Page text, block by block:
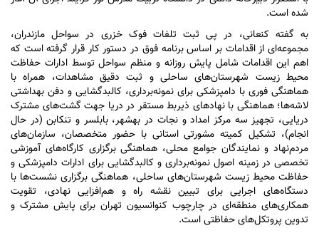
شده است.
به گفته کنعانی، در پی ثبت تلفات فوک خزری در سواحل مازندران،
مجموعه‌ای از اقدامات بر اساس برنامه فوق در دستور کار قرار گرفته است که
اهم این اقدامات شامل پایش روزانه و منظم سواحل توسط ادارات حفاظت
محیط زیست شهرستان‌های ساحلی و ثبت دقیق مشاهدات، همراه با
هماهنگی فوری با دامپزشکی برای نمونه‌برداری، کالبدگشایی و دفن بهداشتی
لاشه‌ها؛ هماهنگی با نهاد‌های ذیربط مستقر در دریا جهت گشت‌های مشترک
دریایی، تجهیز سه مرکز امداد و نجات در بهشهر، بابلسر و تنکابن (در حال
انجام)، تشکیل کمیته مشورتی استانی با حضور متخصصان، سازمان‌های
مردم‌نهاد و نمایندگان جوامع محلی، هماهنگی برگزاری کارگاه‌های آموزشی
تخصصی در زمینه اصول نمونه‌برداری و کالبدگشایی برای ادارات دامپزشکی و
حفاظت محیط زیست شهرستان‌های ساحلی، هماهنگی برگزاری نشست‌ها با
دستگاه‌های اجرایی برای تبیین نقشه راه و هم‌افزایی نهادی، تقویت
همکاری‌های منطقه‌ای در چارچوب کنوانسیون تهران برای پایش مشترک و
تدوین پروتکل‌های حفاظتی است.